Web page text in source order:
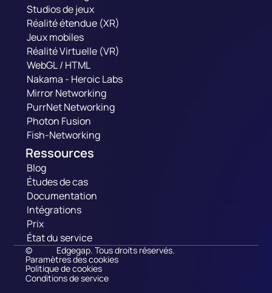
Studios de jeux
Réalité étendue (XR)
Jeux mobiles
Réalité Virtuelle (VR)
WebGL / HTML
Nakama - Heroic Labs
Mirror Networking
PurrNet Networking
Photon Fusion
Fish-Networking
Ressources
Blog
Études de cas
Documentation
Intégrations
Prix
État du service
© Edgegap. Tous droits réservés.
Paramètres des cookies
Politique de cookies
Conditions de service